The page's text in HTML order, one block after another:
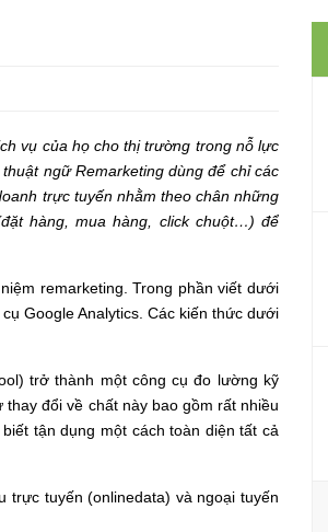
vụ của họ cho thị trường trong nỗ lực
ngữ Remarketing dùng để chỉ các
trực tuyến nhằm theo chân những
hàng, mua hàng, click chuột…) để
remarketing. Trong phần viết dưới
Google Analytics. Các kiến thức dưới
trở thành một công cụ đo lường kỹ
đổi về chất này bao gồm rất nhiều
tận dụng một cách toàn diện tất cả
trực tuyến (onlinedata) và ngoại tuyến